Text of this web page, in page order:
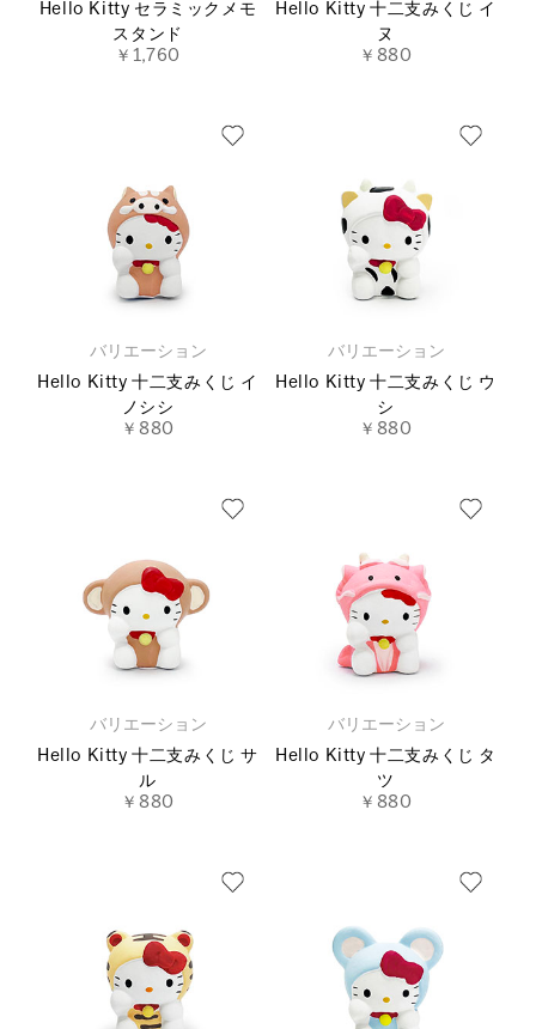
Hello Kitty セラミックメモ
スタンド
￥1,760
Hello Kitty 十二支みくじ イ
ヌ
￥880
バリエーション
Hello Kitty 十二支みくじ イ
ノシシ
￥880
バリエーション
Hello Kitty 十二支みくじ ウ
シ
￥880
バリエーション
Hello Kitty 十二支みくじ サ
ル
￥880
バリエーション
Hello Kitty 十二支みくじ タ
ツ
￥880